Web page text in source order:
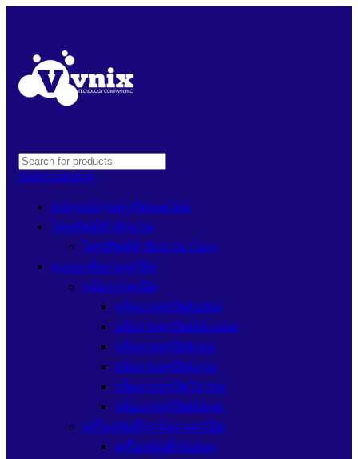
Select category
อุปกรณ์อ่านการ์ดSanDisk
โทรศัพท์สำนักงาน
โทรศัพท์สำนักงาน Cisco
ระบบกล้องวงจรปิด
กล้องวงจรปิด
กล้องวงจรปิดDahua
กล้องวงจรปิดHikvision
กล้องวงจรปิดImou
กล้องวงจรปิดEzviz
กล้องวงจรปิดTp-link
กล้องวงจรปิดHilook
เครื่องบันทึกกล้องวงจรปิด
เครื่องบันทึกDahua